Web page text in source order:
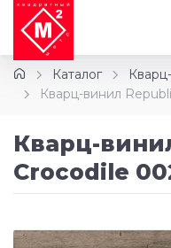
Каталог
Кварц-винил
Кварц-
Crocodile